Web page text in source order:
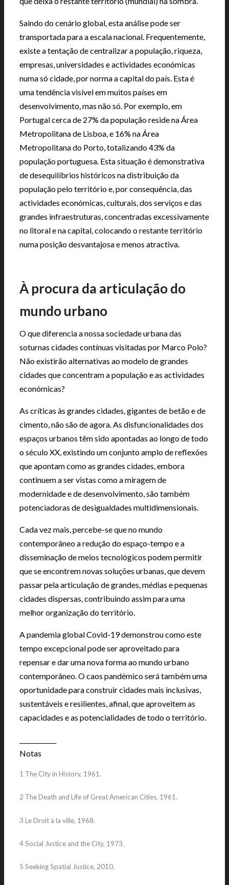
Saindo do cenário global, esta análise pode ser
transportada para a escala nacional. Frequentemente,
existe a tentação de centralizar a população, riqueza,
empresas, universidades e actividades económicas
numa só cidade, por norma a capital do país. Esta é
uma tendência visível em muitos países em
desenvolvimento, mas não só. Por exemplo, em
Portugal cerca de 27% da população reside na Área
Metropolitana de Lisboa, e 16% na Área
Metropolitana do Porto, totalizando 43% da
população portuguesa. Esta situação é demonstrativa
de desequilíbrios históricos na distribuição da
população pelo território e, por consequência, das
actividades económicas, culturais, dos serviços e das
grandes infraestruturas, concentradas excessivamente
no litoral e na capital, colocando o restante território
numa posição desvantajosa e menos atractiva.
À procura da articulação do
mundo urbano
O que diferencia a nossa sociedade urbana das
soturnas cidades contínuas visitadas por Marco Polo?
Não existirão alternativas ao modelo de grandes
cidades que concentram a população e as actividades
económicas?
As críticas às grandes cidades, gigantes de betão e de
cimento, não são de agora. As disfuncionalidades dos
espaços urbanos têm sido apontadas ao longo de todo
o século XX, existindo um conjunto amplo de reflexões
que apontam como as grandes cidades, embora
continuem a ser vistas como a miragem de
modernidade e de desenvolvimento, são também
potenciadoras de desigualdades multidimensionais.
Cada vez mais, percebe-se que no mundo
contemporâneo a redução do espaço-tempo e a
disseminação de meios tecnológicos podem permitir
que se encontrem novas soluções urbanas, que devem
passar pela articulação de grandes, médias e pequenas
cidades dispersas, contribuindo assim para uma
melhor organização do território.
A pandemia global Covid-19 demonstrou como este
tempo excepcional pode ser aproveitado para
repensar e dar uma nova forma ao mundo urbano
contemporâneo. O caos pandémico será também uma
oportunidade para construir cidades mais inclusivas,
sustentáveis e resilientes, afinal, que aproveitem as
capacidades e as potencialidades de todo o território.
Notas
1 The City in History, 1961.
2 The Death and Life of Great American Cities, 1961.
3 Le Droit à la ville, 1968.
4 Social Justice and the City, 1973.
5 Seeking Spatial Justice, 2010.